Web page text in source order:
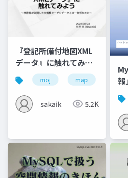
『登記所備付地図XML
データ』に触れてみよ
う〜法務省が公開した
大規模オープンデータ
とは一体何なのか〜
moj map xml
sakaik 5.2K
報
～